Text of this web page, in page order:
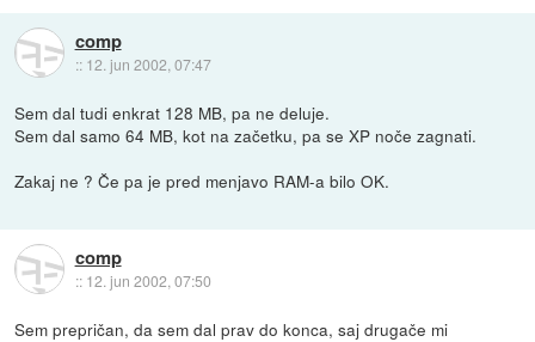
comp
:: 12. jun 2002, 07:47
Sem dal tudi enkrat 128 MB, pa ne deluje.
Sem dal samo 64 MB, kot na začetku, pa se XP noče zagnati.
Zakaj ne ? Če pa je pred menjavo RAM-a bilo OK.
comp
:: 12. jun 2002, 07:50
Sem prepričan, da sem dal prav do konca, saj drugače mi